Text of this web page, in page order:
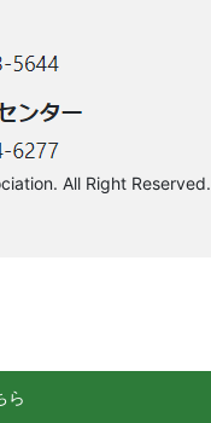
All Right Reserved.
ら